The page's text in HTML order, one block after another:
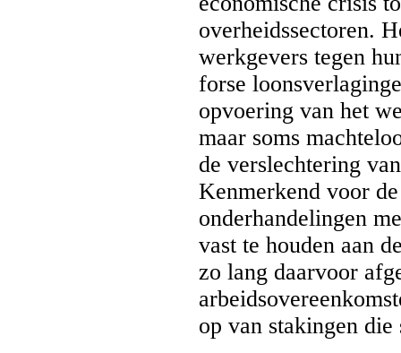
overheidssectoren.
werkgevers tegen
forse
opvoering van het
maar soms
de verslechtering
Kenmerkend voor
onderhandelingen
vast te houden aan
zo lang daarvoor
op van stakingen